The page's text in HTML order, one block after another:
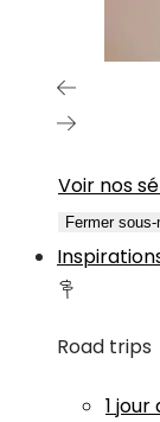
Voir nos
Fermer
Road trips
1